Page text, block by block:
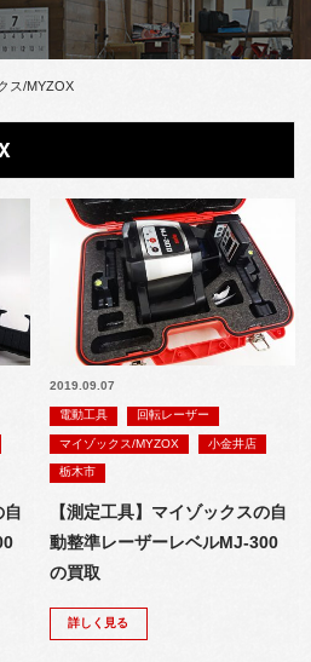
ス/MYZOX
自
2019.09.07
電動工具 回転レーザー
マイゾックス/MYZOX 小金井店
栃木市
【測定工具】マイゾックスの自
動整準レーザーレベルMJ-300
の買取
詳しく見る